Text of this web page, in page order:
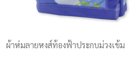
ผ้าห่มลายหงส์ท้องฟ้าประกบม่วงเข้ม